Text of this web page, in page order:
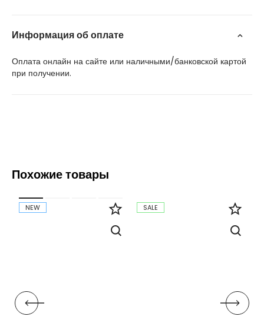
Информация об оплате
Оплата онлайн на сайте или наличными/банковской картой
при получении.
Похожие товары
NEW SALE